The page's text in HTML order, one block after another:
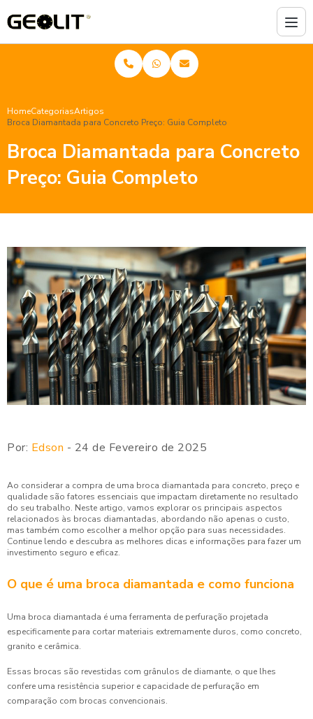
HomeCategoriasArtigos
Broca Diamantada para Concreto Preço: Guia Completo
Broca Diamantada para Concreto
Preço: Guia Completo
Por: Edson - 24 de Fevereiro de 2025
Ao considerar a compra de uma broca diamantada para concreto, preço e
qualidade são fatores essenciais que impactam diretamente no resultado
do seu trabalho. Neste artigo, vamos explorar os principais aspectos
relacionados às brocas diamantadas, abordando não apenas o custo,
mas também como escolher a melhor opção para suas necessidades.
Continue lendo e descubra as melhores dicas e informações para fazer um
investimento seguro e eficaz.
O que é uma broca diamantada e como funciona
Uma broca diamantada é uma ferramenta de perfuração projetada
especificamente para cortar materiais extremamente duros, como concreto,
granito e cerâmica.
Essas brocas são revestidas com grânulos de diamante, o que lhes
confere uma resistência superior e capacidade de perfuração em
comparação com brocas convencionais.